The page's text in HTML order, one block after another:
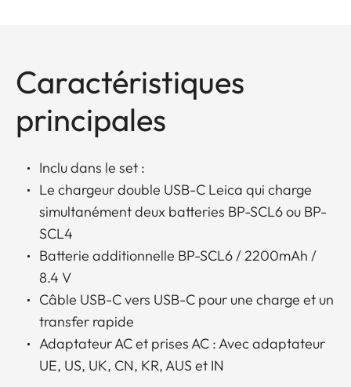
Caractéristiques
principales
Inclu dans le set :
Le chargeur double USB-C Leica qui charge
simultanément deux batteries BP-SCL6 ou BP-
SCL4
Batterie additionnelle BP-SCL6 / 2200mAh /
8.4 V
Câble USB-C vers USB-C pour une charge et un
transfer rapide
Adaptateur AC et prises AC : Avec adaptateur
UE, US, UK, CN, KR, AUS et IN